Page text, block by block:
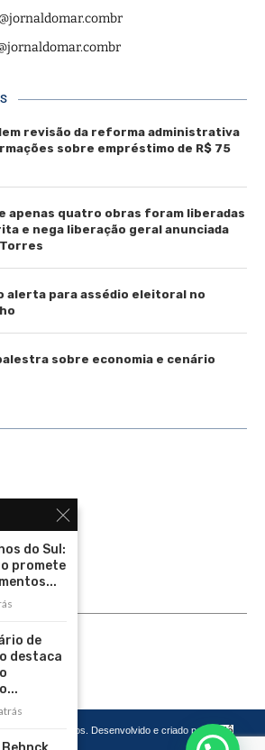
revisão da reforma administrativa
sobre empréstimo de R$ 75
apenas quatro obras foram liberadas
e nega liberação geral anunciada
alerta para assédio eleitoral no
sobre economia e cenário
Vivo
Reservados. Desenvolvido e criado por
Cadô
do Sul:
promete
de
destaca